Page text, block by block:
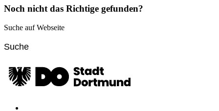
Noch nicht das Richtige gefunden?
Suche auf Webseite